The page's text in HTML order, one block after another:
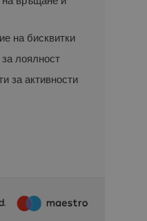
на бисквитки
лоялност
за активности